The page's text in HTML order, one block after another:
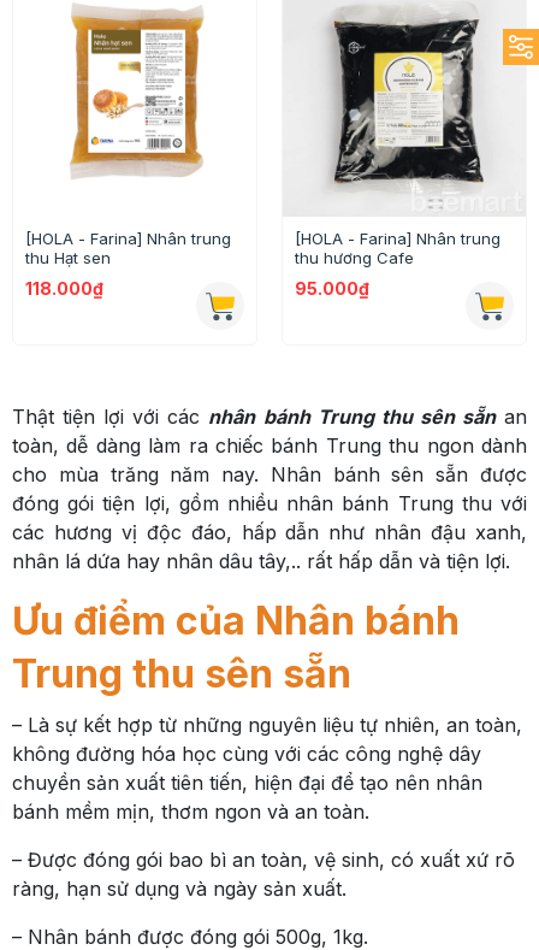
[HOLA - Farina] Nhân trung
thu Hạt sen
118.000₫
[HOLA - Farina] Nhân trung
thu hương Cafe
95.000₫
Thật tiện lợi với các nhân bánh Trung thu sên sẵnan
toàn, dễ dàng làm ra chiếc bánh Trung thu ngon dành
cho mùa trăng năm nay. Nhân bánh sên sẵn được
đóng gói tiện lợi, gồm nhiều nhân bánh Trung thu với
các hương vị độc đáo, hấp dẫn như nhân đậu xanh,
nhân lá dứa hay nhân dâu tây,.. rất hấp dẫn và tiện lợi.
Ưu điểm của Nhân bánh
Trung thu sên sẵn
– Là sự kết hợp từ những nguyên liệu tự nhiên, an toàn,
không đường hóa học cùng với các công nghệ dây
chuyền sản xuất tiên tiến, hiện đại để tạo nên nhân
bánh mềm mịn, thơm ngon và an toàn.
– Được đóng gói bao bì an toàn, vệ sinh, có xuất xứ rõ
ràng, hạn sử dụng và ngày sản xuất.
– Nhân bánh được đóng gói 500g, 1kg.